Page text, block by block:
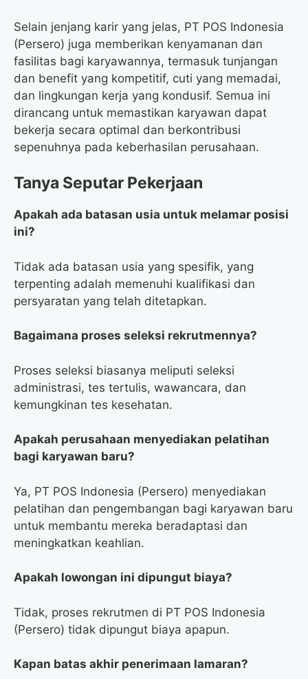
Selain jenjang karir yang jelas, PT POS Indonesia
(Persero) juga memberikan kenyamanan dan
fasilitas bagi karyawannya, termasuk tunjangan
dan benefit yang kompetitif, cuti yang memadai,
dan lingkungan kerja yang kondusif. Semua ini
dirancang untuk memastikan karyawan dapat
bekerja secara optimal dan berkontribusi
sepenuhnya pada keberhasilan perusahaan.
Tanya Seputar Pekerjaan
Apakah ada batasan usia untuk melamar posisi
ini?
Tidak ada batasan usia yang spesifik, yang
terpenting adalah memenuhi kualifikasi dan
persyaratan yang telah ditetapkan.
Bagaimana proses seleksi rekrutmennya?
Proses seleksi biasanya meliputi seleksi
administrasi, tes tertulis, wawancara, dan
kemungkinan tes kesehatan.
Apakah perusahaan menyediakan pelatihan
bagi karyawan baru?
Ya, PT POS Indonesia (Persero) menyediakan
pelatihan dan pengembangan bagi karyawan baru
untuk membantu mereka beradaptasi dan
meningkatkan keahlian.
Apakah lowongan ini dipungut biaya?
Tidak, proses rekrutmen di PT POS Indonesia
(Persero) tidak dipungut biaya apapun.
Kapan batas akhir penerimaan lamaran?